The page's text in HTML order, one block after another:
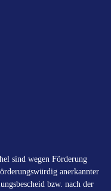
sind wegen Förderung
anerkannter
bzw. nach der